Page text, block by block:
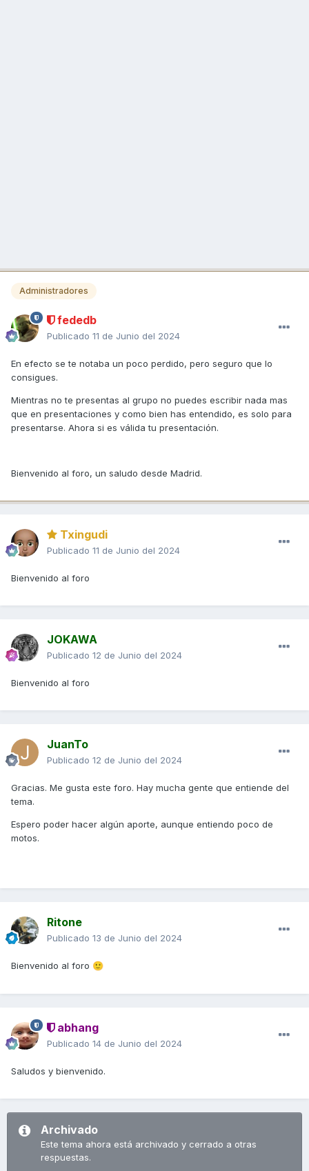
Administradores
fededb
Publicado 11 de Junio del 2024
En efecto se te notaba un poco perdido, pero seguro que lo
consigues.
Mientras no te presentas al grupo no puedes escribir nada mas
que en presentaciones y como bien has entendido, es solo para
presentarse. Ahora si es válida tu presentación.
Bienvenido al foro, un saludo desde Madrid.
Txingudi
Publicado 11 de Junio del 2024
Bienvenido al foro
JOKAWA
Publicado 12 de Junio del 2024
Bienvenido al foro
JuanTo
Publicado 12 de Junio del 2024
Gracias. Me gusta este foro. Hay mucha gente que entiende del
tema.
Espero poder hacer algún aporte, aunque entiendo poco de
motos.
Ritone
Publicado 13 de Junio del 2024
Bienvenido al foro 🙂
abhang
Publicado 14 de Junio del 2024
Saludos y bienvenido.
Archivado
Este tema ahora está archivado y cerrado a otras
respuestas.